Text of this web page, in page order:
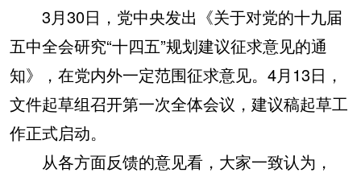
3月30日，党中央发出《关于对党的十九届
五中全会研究“十四五”规划建议征求意见的通
知》，在党内外一定范围征求意见。4月13日，
文件起草组召开第一次全体会议，建议稿起草工
作正式启动。
从各方面反馈的意见看，大家一致认为，